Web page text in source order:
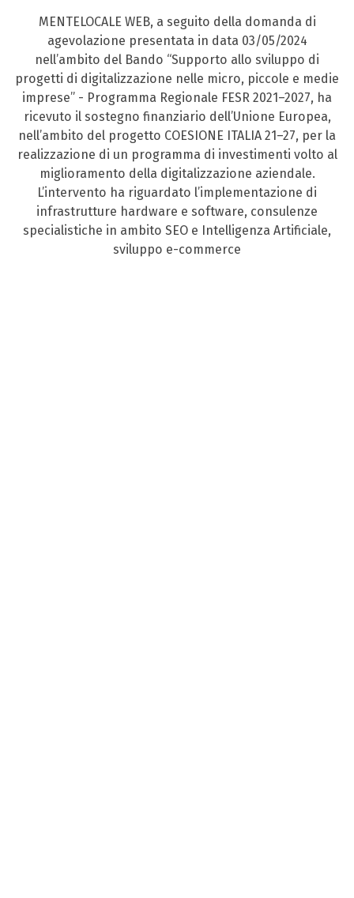
MENTELOCALE WEB, a seguito della domanda di
agevolazione presentata in data 03/05/2024
nell’ambito del Bando “Supporto allo sviluppo di
progetti di digitalizzazione nelle micro, piccole e medie
imprese” - Programma Regionale FESR 2021–2027, ha
ricevuto il sostegno finanziario dell’Unione Europea,
nell’ambito del progetto COESIONE ITALIA 21–27, per la
realizzazione di un programma di investimenti volto al
miglioramento della digitalizzazione aziendale.
L’intervento ha riguardato l’implementazione di
infrastrutture hardware e software, consulenze
specialistiche in ambito SEO e Intelligenza Artificiale,
sviluppo e-commerce